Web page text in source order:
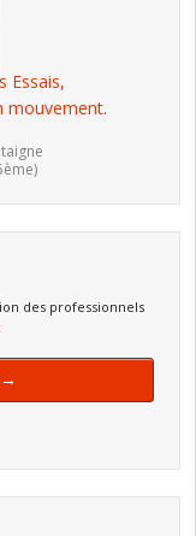
Essais,
mouvement.
des professionnels